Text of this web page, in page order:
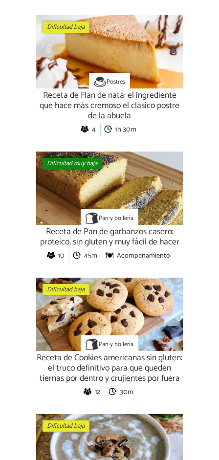
Dificultad baja
Postres
Receta de Flan de nata: el ingrediente
que hace más cremoso el clásico postre
de la abuela
4 1h 30m
Dificultad muy baja
Pan y bollería
Receta de Pan de garbanzos casero:
proteico, sin gluten y muy fácil de hacer
10 45m Acompañamiento
Dificultad baja
Pan y bollería
Receta de Cookies americanas sin gluten:
el truco definitivo para que queden
tiernas por dentro y crujientes por fuera
12 30m
Dificultad baja